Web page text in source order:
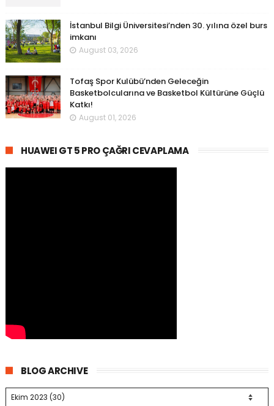
İstanbul Bilgi Üniversitesi’nden 30. yılına özel burs
imkanı
August 03, 2026
Tofaş Spor Kulübü’nden Geleceğin
Basketbolcularına ve Basketbol Kültürüne Güçlü
Katkı!
August 01, 2026
HUAWEI GT 5 PRO ÇAĞRI CEVAPLAMA
BLOG ARCHIVE